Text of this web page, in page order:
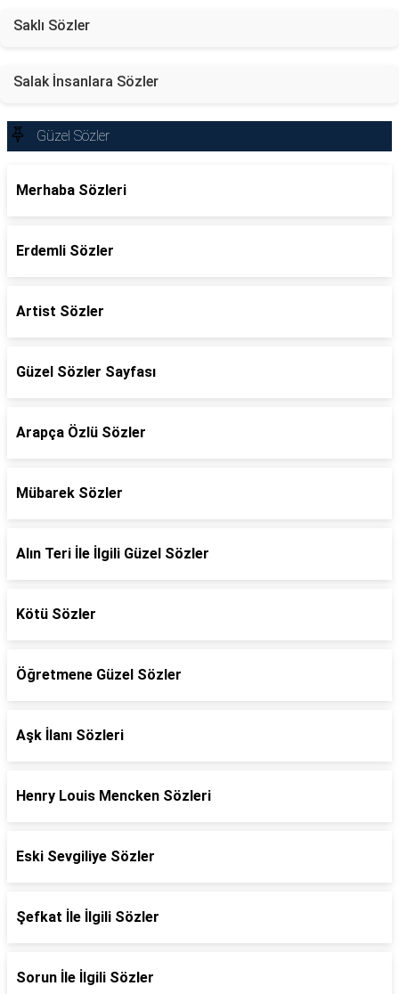
Saklı Sözler
Salak İnsanlara Sözler
Güzel Sözler
Merhaba Sözleri
Erdemli Sözler
Artist Sözler
Güzel Sözler Sayfası
Arapça Özlü Sözler
Mübarek Sözler
Alın Teri İle İlgili Güzel Sözler
Kötü Sözler
Öğretmene Güzel Sözler
Aşk İlanı Sözleri
Henry Louis Mencken Sözleri
Eski Sevgiliye Sözler
Şefkat İle İlgili Sözler
Sorun İle İlgili Sözler